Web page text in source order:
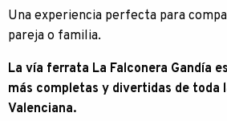
Una experiencia perfecta para
pareja o familia.
La vía ferrata La Falconera Gandía
más completas y divertidas de toda
Valenciana.